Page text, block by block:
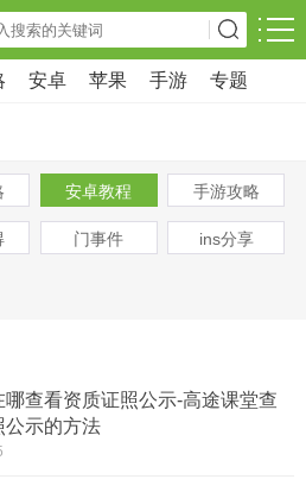
安卓 苹果 手游 专题
安卓教程 手游攻略
门事件 ins分享
哪查看资质证照公示-高途课堂查
公示的方法